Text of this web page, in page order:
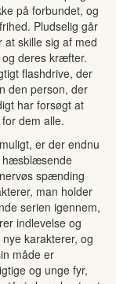
på forbundet, og
Pludselig går
skille sig af med
deres kræfter.
flashdrive, der
den person, der
har forsøgt at
dem alle.
er der endnu
hæsblæsende
spænding
man holder
serien igennem,
indlevelse og
karakterer, og
måde er
og unge fyr,